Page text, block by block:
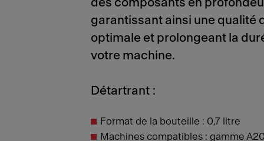
des composants en
garantissant ainsi une qualité
optimale et prolongeant la
votre machine.
Détartrant :
Format de la bouteille : 0,7 litre
Machines compatibles : gamme